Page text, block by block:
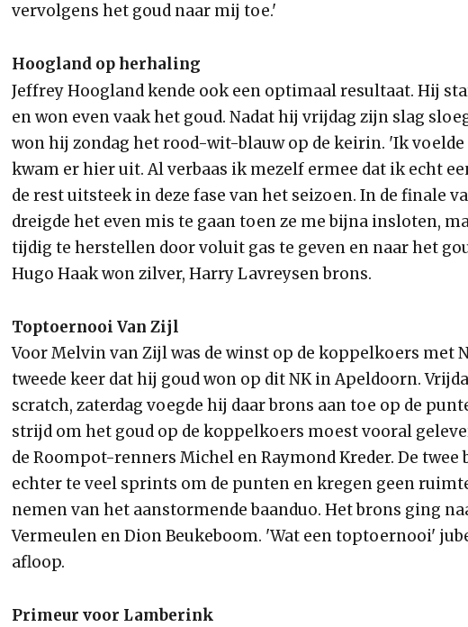
vervolgens het goud naar mij toe.'
Hoogland op herhaling
Jeffrey Hoogland kende ook een optimaal resultaat. Hij
en won even vaak het goud. Nadat hij vrijdag zijn slag
won hij zondag het rood-wit-blauw op de keirin. 'Ik voelde
kwam er hier uit. Al verbaas ik mezelf ermee dat ik echt
de rest uitsteek in deze fase van het seizoen. In de finale
dreigde het even mis te gaan toen ze me bijna insloten,
tijdig te herstellen door voluit gas te geven en naar het
Hugo Haak won zilver, Harry Lavreysen brons.
Toptoernooi Van Zijl
Voor Melvin van Zijl was de winst op de koppelkoers met
tweede keer dat hij goud won op dit NK in Apeldoorn.
scratch, zaterdag voegde hij daar brons aan toe op de
strijd om het goud op de koppelkoers moest vooral
de Roompot-renners Michel en Raymond Kreder. De
echter te veel sprints om de punten en kregen geen
nemen van het aanstormende baanduo. Het brons ging
Vermeulen en Dion Beukeboom. 'Wat een toptoernooi'
afloop.
Primeur voor Lamberink